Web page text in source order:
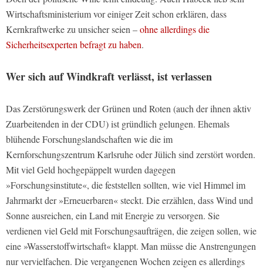
Wirtschaftsministerium vor einiger Zeit schon erklären, dass
Kernkraftwerke zu unsicher seien –ohne allerdings die
Sicherheitsexperten befragt zu haben.
Wer sich auf Windkraft verlässt, ist verlassen
Das Zerstörungswerk der Grünen und Roten (auch der ihnen aktiv
Zuarbeitenden in der CDU) ist gründlich gelungen. Ehemals
blühende Forschungslandschaften wie die im
Kernforschungszentrum Karlsruhe oder Jülich sind zerstört worden.
Mit viel Geld hochgepäppelt wurden dagegen
»Forschungsinstitute«, die feststellen sollten, wie viel Himmel im
Jahrmarkt der »Erneuerbaren« steckt. Die erzählen, dass Wind und
Sonne ausreichen, ein Land mit Energie zu versorgen. Sie
verdienen viel Geld mit Forschungsaufträgen, die zeigen sollen, wie
eine »Wasserstoffwirtschaft« klappt. Man müsse die Anstrengungen
nur vervielfachen. Die vergangenen Wochen zeigen es allerdings